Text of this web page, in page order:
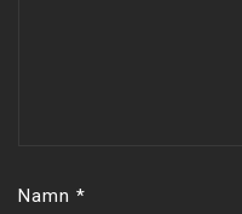
Namn *